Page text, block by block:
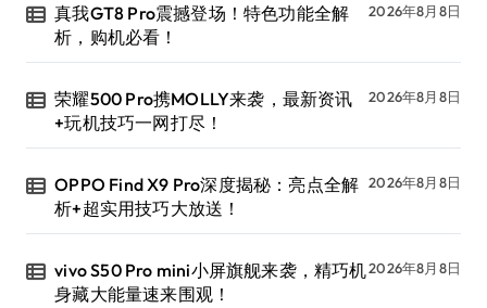
真我GT8 Pro震撼登场！特色功能全解
析，购机必看！
2026年8月8日
荣耀500 Pro携MOLLY来袭，最新资讯
+玩机技巧一网打尽！
2026年8月8日
OPPO Find X9 Pro深度揭秘：亮点全解
析+超实用技巧大放送！
2026年8月8日
vivo S50 Pro mini小屏旗舰来袭，精巧机
身藏大能量速来围观！
2026年8月8日